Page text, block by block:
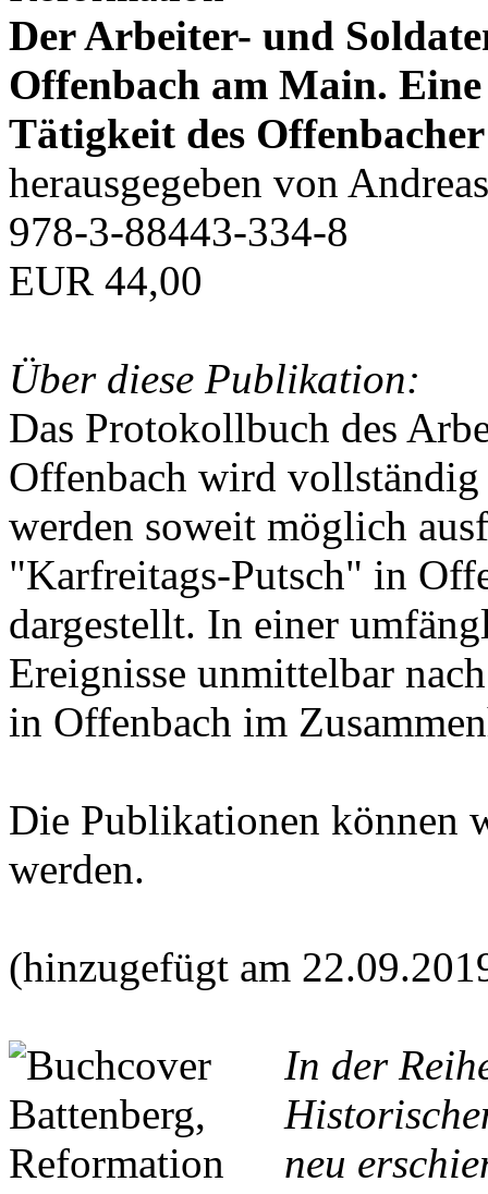
Der Arbeiter- und
Offenbach am Main.
Tätigkeit des
herausgegeben von
978-3-88443-334-8
EUR 44,00
Über diese Publikation:
Das Protokollbuch des
Offenbach wird
werden soweit möglich
"Karfreitags-Putsch" in
dargestellt. In einer
Ereignisse unmittelbar
in Offenbach im
Die Publikationen können
werden.
(hinzugefügt am
In der
neu